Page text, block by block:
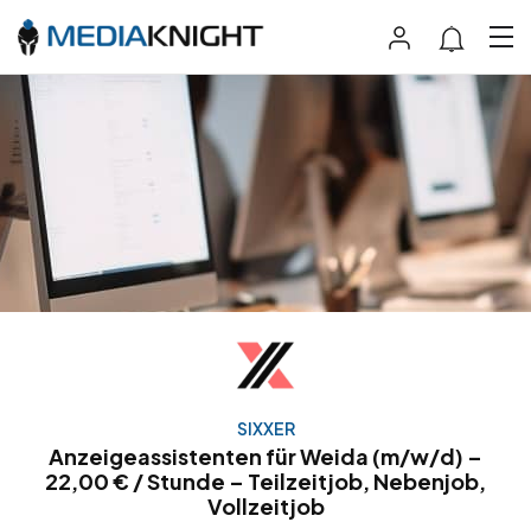
SIXXER
Anzeigeassistenten für Weida (m/w/d) –
22,00 € / Stunde – Teilzeitjob, Nebenjob,
Vollzeitjob